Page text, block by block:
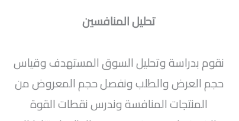
تحليل المنافسين
نقوم بدراسة وتحليل السوق المستهدف وقياس
حجم العرض والطلب ونفصل حجم المعروض من
المنتجات المنافسة وندرس نقطات القوة